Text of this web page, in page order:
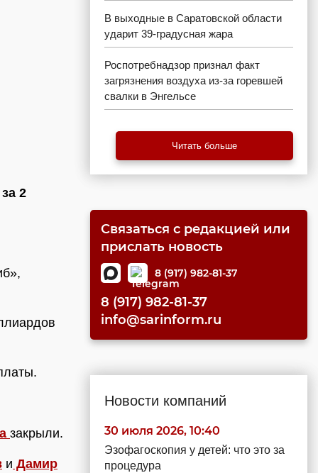
2
закрыли.
и Дамир
В выходные в Саратовской области
ударит 39-градусная жара
Роспотребнадзор признал факт
загрязнения воздуха из-за горевшей
свалки в Энгельсе
Читать больше
Связаться с редакцией или
прислать новость
8 (917) 982-81-37
8 (917) 982-81-37
info@sarinform.ru
Новости компаний
30 июля 2026, 10:40
Эзофагоскопия у детей: что это за
процедура